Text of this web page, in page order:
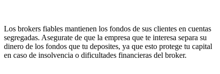
Los brokers fiables mantienen los fondos de sus clientes en cuentas
segregadas. Asegurate de que la empresa que te interesa separa su
dinero de los fondos que tu deposites, ya que esto protege tu capital
en caso de insolvencia o dificultades financieras del broker.